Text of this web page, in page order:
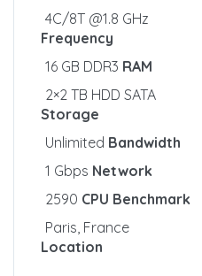
4C/8T @1.8 GHz
Frequency
16 GB DDR3 RAM
2×2 TB HDD SATA
Storage
Unlimited Bandwidth
1 Gbps Network
2590 CPU Benchmark
Paris, France
Location